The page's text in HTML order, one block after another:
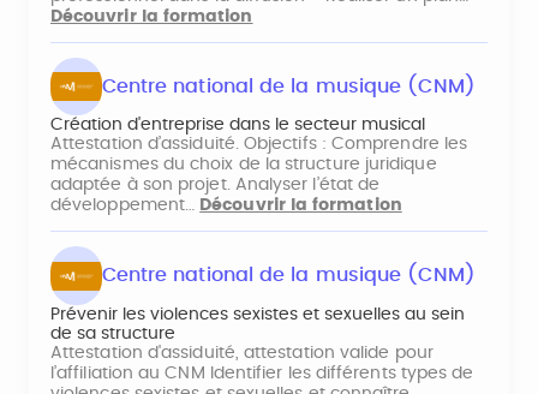
Découvrir la formation
Centre national de la musique (CNM)
Création d'entreprise dans le secteur musical
Attestation d’assiduité. Objectifs : Comprendre les
mécanismes du choix de la structure juridique
adaptée à son projet. Analyser l’état de
développement… Découvrir la formation
Centre national de la musique (CNM)
Prévenir les violences sexistes et sexuelles au sein
de sa structure
Attestation d'assiduité, attestation valide pour
l’affiliation au CNM Identifier les différents types de